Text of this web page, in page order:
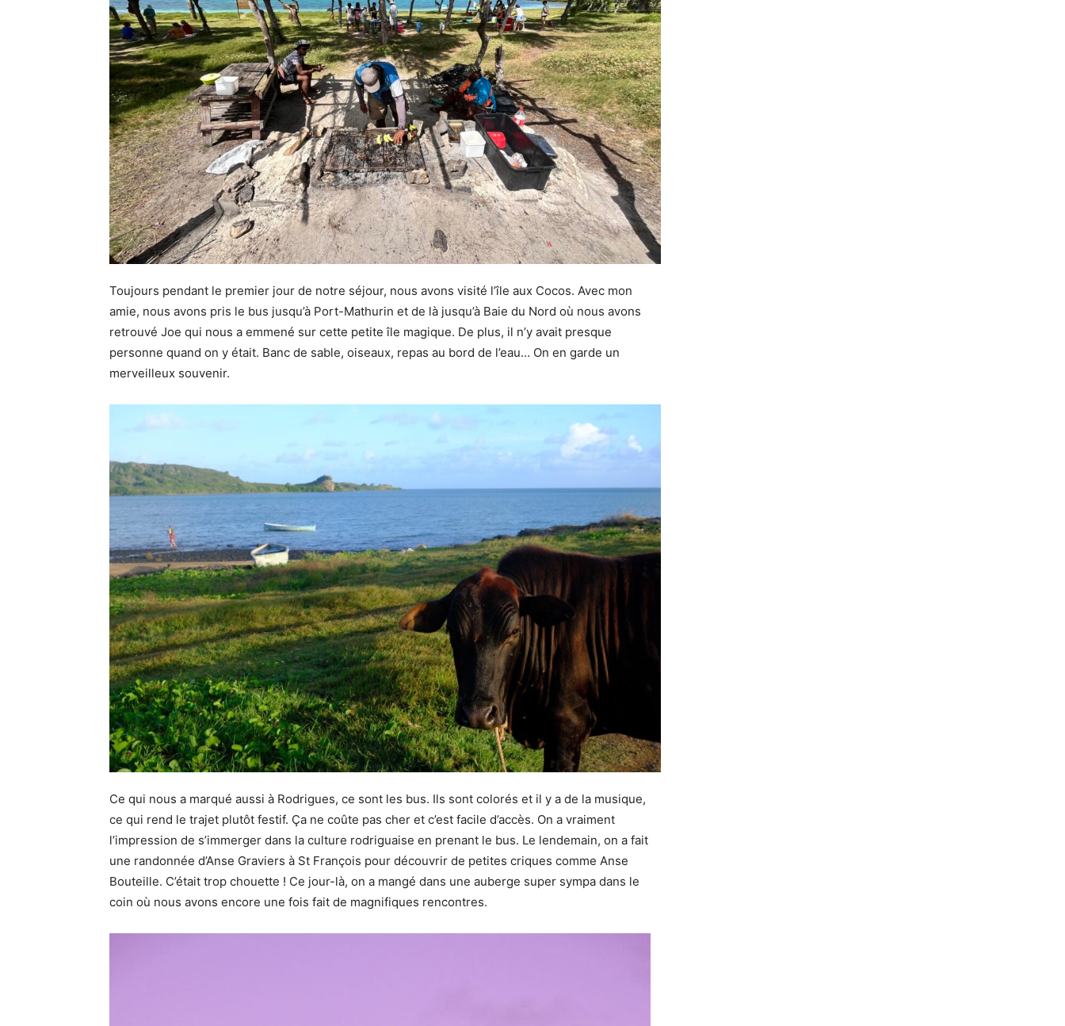
Toujours pendant le premier jour de notre séjour, nous avons visité l’île aux Cocos. Avec mon
amie, nous avons pris le bus jusqu’à Port-Mathurin et de là jusqu’à Baie du Nord où nous avons
retrouvé Joe qui nous a emmené sur cette petite île magique. De plus, il n’y avait presque
personne quand on y était. Banc de sable, oiseaux, repas au bord de l’eau… On en garde un
merveilleux souvenir.
Ce qui nous a marqué aussi à Rodrigues, ce sont les bus. Ils sont colorés et il y a de la musique,
ce qui rend le trajet plutôt festif. Ça ne coûte pas cher et c’est facile d’accès. On a vraiment
l’impression de s’immerger dans la culture rodriguaise en prenant le bus. Le lendemain, on a fait
une randonnée d’Anse Graviers à St François pour découvrir de petites criques comme Anse
Bouteille. C’était trop chouette ! Ce jour-là, on a mangé dans une auberge super sympa dans le
coin où nous avons encore une fois fait de magnifiques rencontres.